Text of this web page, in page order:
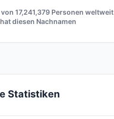
17,241,379 Personen weltweit
hat diesen Nachnamen
Statistiken